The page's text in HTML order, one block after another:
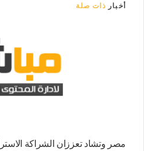
أخبار ذات صلة
مصر وتشاد تعززان الشراكة